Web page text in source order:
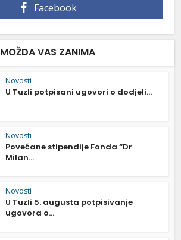
Facebook
MOŽDA VAS ZANIMA
Novosti
U Tuzli potpisani ugovori o dodjeli...
Novosti
Povećane stipendije Fonda “Dr
Milan...
Novosti
U Tuzli 5. augusta potpisivanje
ugovora o...